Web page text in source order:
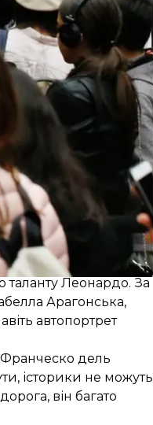
купця
від 1550-го року
на портреті.
жінок
таланту Леонардо. За
Арагонська,
автопортрет
Франческо дель
історики не можуть
він багато